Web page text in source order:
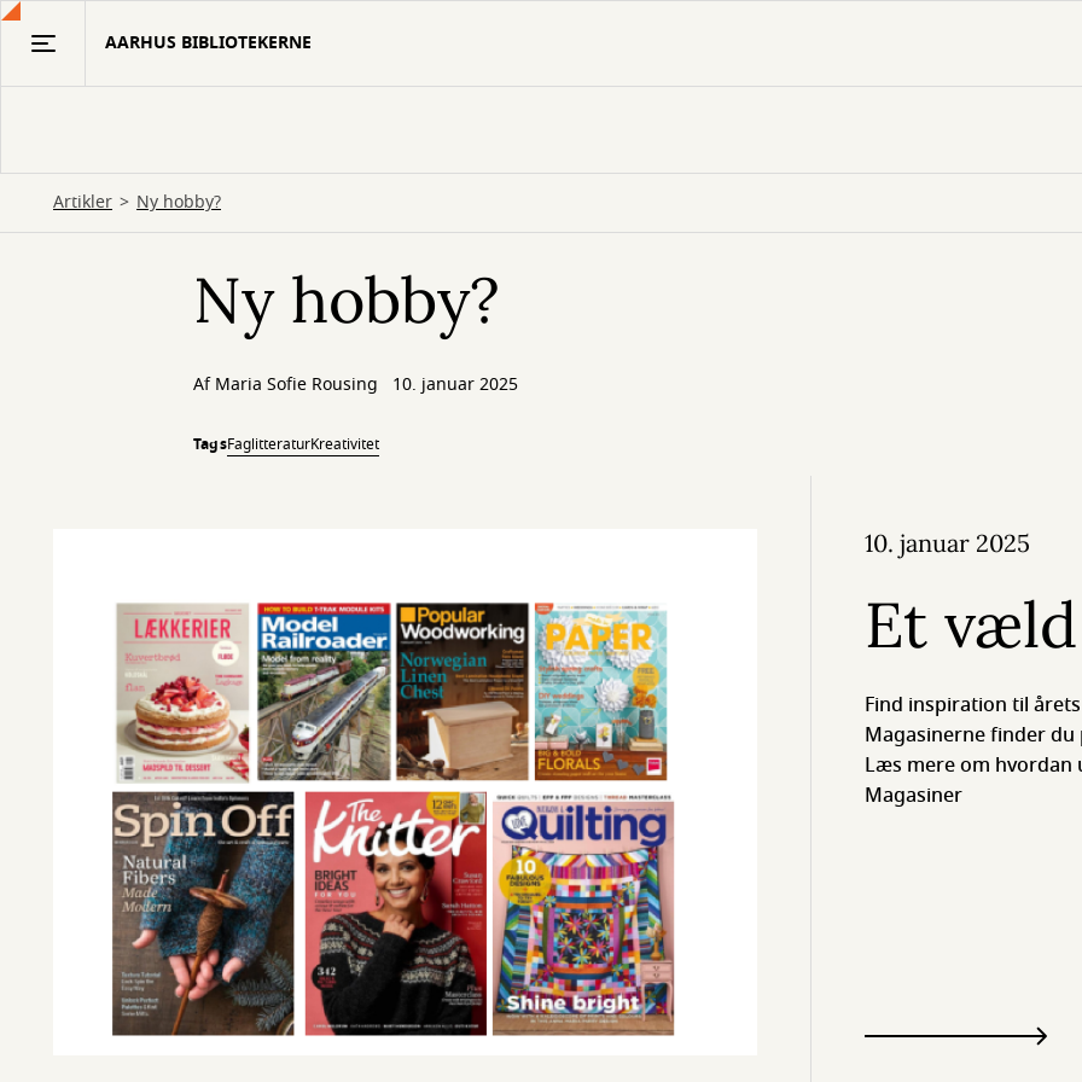
Gå
AARHUS BIBLIOTEKERNE
Artikler Ny hobby?
Ny hobby?
AfMaria Sofie Rousing 10. januar 2025
TagsFaglitteraturKreativitet
10. januar 2025
Et
Find inspiration til
Magasinerne finder du
Læs mere om hvordan
Magasiner